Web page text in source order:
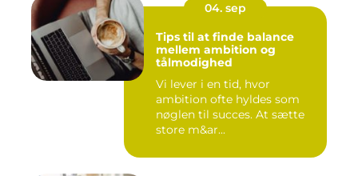
04. sep
Tips til at finde balance
mellem ambition og
tålmodighed
Vi lever i en tid, hvor
ambition ofte hyldes som
nøglen til succes. At sætte
store m&ar...